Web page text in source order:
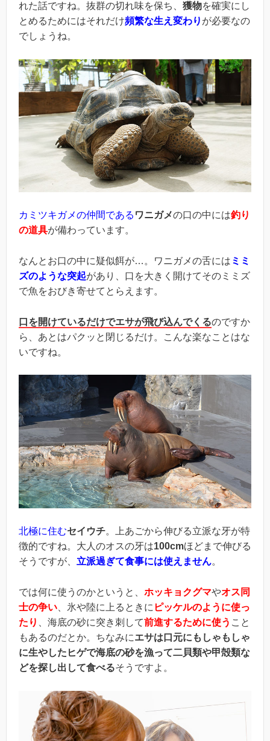
れた話ですね。抜群の切れ味を保ち、 獲物を確実にし
とめるためにはそれだけ頻繁な生え変わり が必要なの
でしょうね。
カミツキガメの仲間である ワニガメの口の中には釣り
の道具が備わっています。
なんとお口の中に疑似餌が…。ワニガメの舌には ミミ
ズのような突起があり、口を大きく開けてそのミミズ
で魚をおびき寄せてとらえます。
口を開けているだけでエサが飛び込んでくるのですか
ら、あとはパクッと閉じるだけ。こんな楽なことはな
いですね。
北極に住むセイウチ。上あごから伸びる立派な牙が特
徴的ですね。大人のオスの牙は100cmほどまで伸びる
そうですが、 立派過ぎて食事には使えません。
では何に使うのかというと、 ホッキョクグマやオス同
士の争い 、氷や陸に上るときに ピッケルのように使っ
たり
、海底の砂に突き刺して前進するために使う こと
もあるのだとか。ちなみにエサは口元にもしゃもしゃ
に生やしたヒゲで海底の砂を漁って二貝類や甲殻類な
どを探し出して食べるそうですよ。